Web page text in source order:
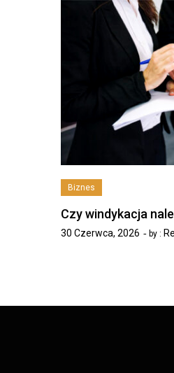
Biznes
Czy windykacja
30 Czerwca, 2026 by :